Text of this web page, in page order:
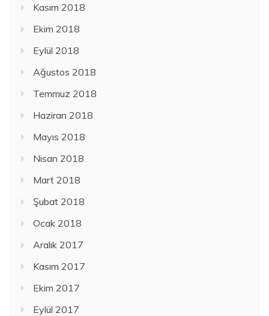
Kasım 2018
Ekim 2018
Eylül 2018
Ağustos 2018
Temmuz 2018
Haziran 2018
Mayıs 2018
Nisan 2018
Mart 2018
Şubat 2018
Ocak 2018
Aralık 2017
Kasım 2017
Ekim 2017
Eylül 2017